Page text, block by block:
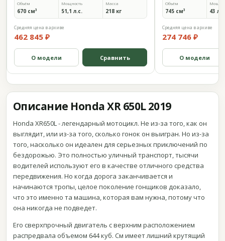
Объём
670 см³
Мощность
51,1 л.с.
Масса
218 кг
Средняя цена в архиве
462 845 ₽
О модели Сравнить
Объём
745 см³ 43
Средняя цена в архиве
274 746 ₽
О модели
Описание Honda XR 650L 2019
Honda XR650L - легендарный мотоцикл. Не из-за того, как он
выглядит, или из-за того, сколько гонок он выигран. Но из-за
того, насколько он идеален для серьезных приключений по
бездорожью. Это полностью уличный транспорт, тысячи
водителей используют его в качестве отличного средства
передвижения. Но когда дорога заканчивается и
начинаются тропы, целое поколение гонщиков доказало,
что это именно та машина, которая вам нужна, потому что
она никогда не подведет.
Его сверхпрочный двигатель с верхним расположением
распредвала объемом 644 куб. См имеет лишний крутящий